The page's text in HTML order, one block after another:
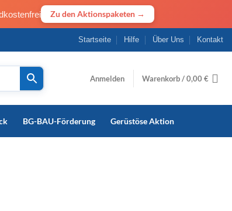
Zu den Aktionspaketen →
Startseite Hilfe Über Uns Kontakt
Anmelden Warenkorb /0,00€
BG-BAU-Förderung Gerüstöse Aktion